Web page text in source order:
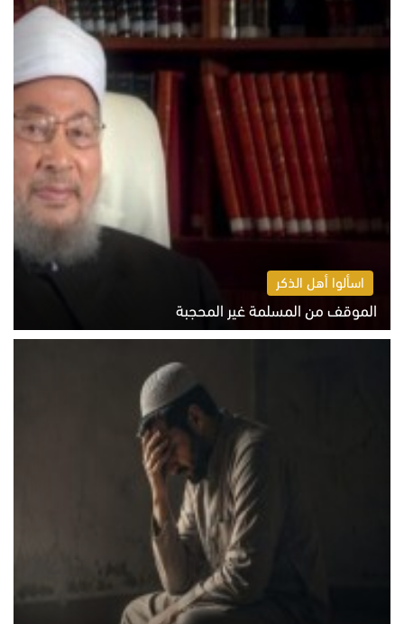
اسألوا أهل الذكر
الموقف من المسلمة غير المحجبة
الخميس 6 أغسطس 2026 10:45 ص